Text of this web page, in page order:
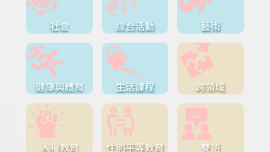
社會 綜合活動 藝術
健康與體育 生活課程 跨領域
人權教育 性別平等教育 雙語